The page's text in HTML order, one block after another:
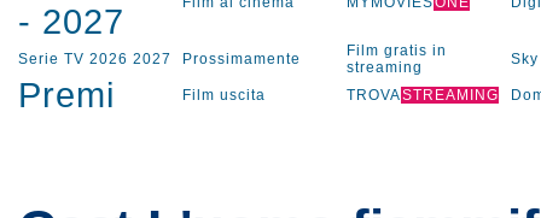
- 2027
Serie TV 2026 2027 Prossimamente
Film gratis in
streaming
Sky
Premi Film uscita TROVASTREAMING